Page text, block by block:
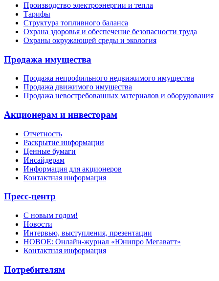
Производство электроэнергии и тепла
Тарифы
Структура топливного баланса
Охрана здоровья и обеспечение безопасности труда
Охраны окружающей среды и экология
Продажа имущества
Продажа непрофильного недвижимого имущества
Продажа движимого имущества
Продажа невостребованных материалов и оборудования
Акционерам и инвесторам
Отчетность
Раскрытие информации
Ценные бумаги
Инсайдерам
Информация для акционеров
Контактная информация
Пресс-центр
С новым годом!
Новости
Интервью, выступления, презентации
НОВОЕ: Онлайн-журнал «Юнипро Мегаватт»
Контактная информация
Потребителям